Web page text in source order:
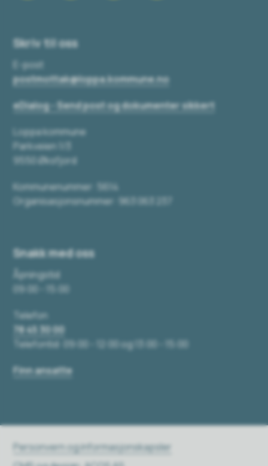
Skriv til oss
E-post
postmottak@loppa.kommune.no
eDialog - Send post og dokumenter sikkert
Loppa kommune
Parkveien 1/3
9550 Øksfjord
Kommunenummer: 5614
Organisasjonsnummer: 963 063 237
Snakk med oss
Åpningstid
09:00 - 15:00
Telefon
78 45 30 00
Telefontid: 09:00 - 12:00 og 13:00 - 15:00
Finn ansatte
Personvern og informasjonskapsler